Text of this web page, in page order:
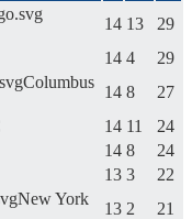
14 13
29
14 4
29
Columbus
14 8
27
14 11
24
14 8
24
13 3
22
New York
13 2 21